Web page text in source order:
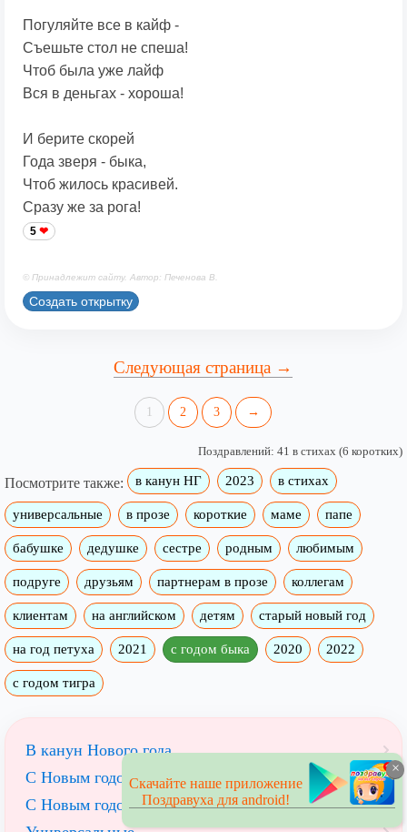
Погуляйте все в кайф -
Съешьте стол не спеша!
Чтоб была уже лайф
Вся в деньгах - хороша!
И берите скорей
Года зверя - быка,
Чтоб жилось красивей.
Сразу же за рога!
5
© Принадлежит сайту. Автор: Печенова В.
Создать открытку
Следующая страница →
1 2 3 →
Поздравлений: 41 в стихах (6 коротких)
Посмотрите также: в канун НГ 2023 в стихах
универсальные в прозе короткие маме папе
бабушке дедушке сестре родным любимым
подруге друзьям партнерам в прозе коллегам
клиентам на английском детям старый новый год
на год петуха 2021 с годом быка 2020 2022
с годом тигра
В канун Нового года
С Новым годом 2023
С Новым годом
×
Скачайте наше приложение
Поздравуха для android!